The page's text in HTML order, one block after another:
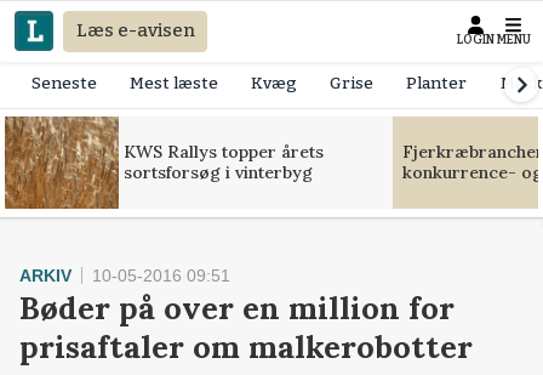
Læs e-avisen LOGIN MENU
Seneste Mest læste Kvæg Grise Planter
KWS Rallys topper årets
sortsforsøg i vinterbyg
konkurrence-
ARKIV 10-05-2016 09:51
Bøder på over en million for
prisaftaler om malkerobotter